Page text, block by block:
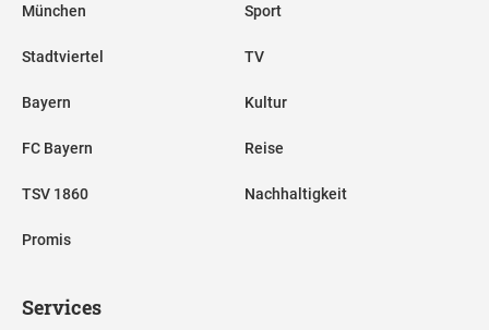
München
Stadtviertel
Bayern
FC Bayern
TSV 1860
Promis
Sport
TV
Kultur
Reise
Nachhaltigkeit
Services